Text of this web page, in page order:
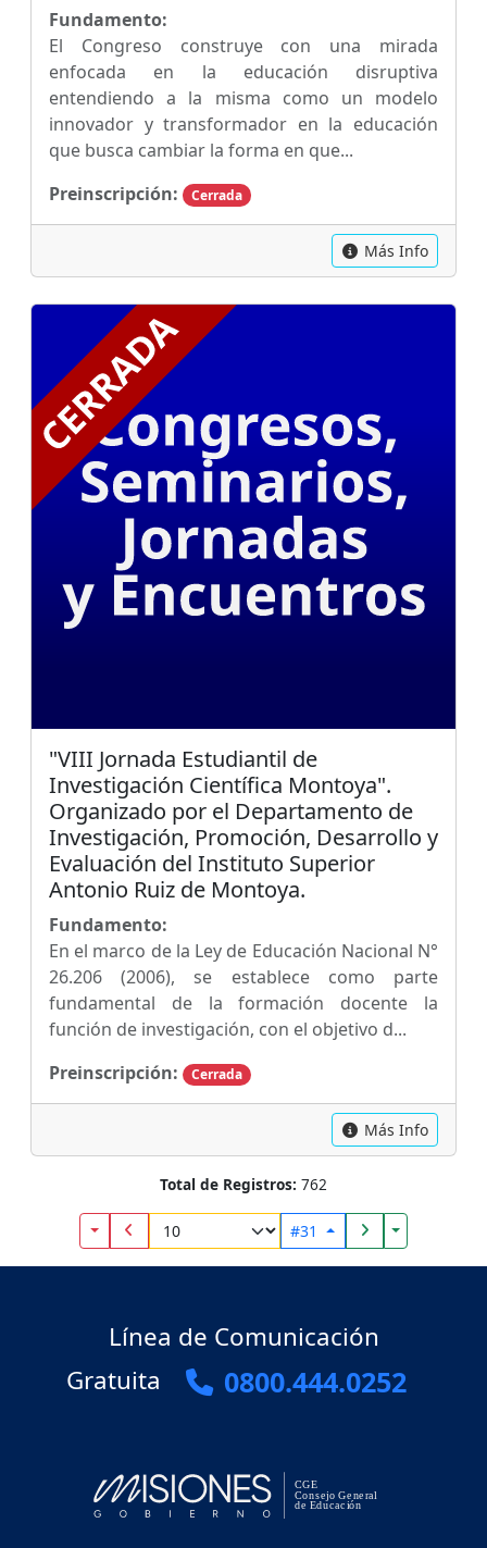
Fundamento:
El Congreso construye con una mirada
enfocada en la educación disruptiva
entendiendo a la misma como un modelo
innovador y transformador en la educación
que busca cambiar la forma en que...
Preinscripción:
Cerrada
Más Info
"VIII Jornada Estudiantil de
Investigación Científica Montoya".
Organizado por el Departamento de
Investigación, Promoción, Desarrollo y
Evaluación del Instituto Superior
Antonio Ruiz de Montoya.
Fundamento:
En el marco de la Ley de Educación Nacional N°
26.206 (2006), se establece como parte
fundamental de la formación docente la
función de investigación, con el objetivo d...
Preinscripción:
Cerrada
Más Info
Total de Registros: 762
Toggle Dropdown #31 Toggle
Línea de Comunicación
Gratuita
0800.444.0252